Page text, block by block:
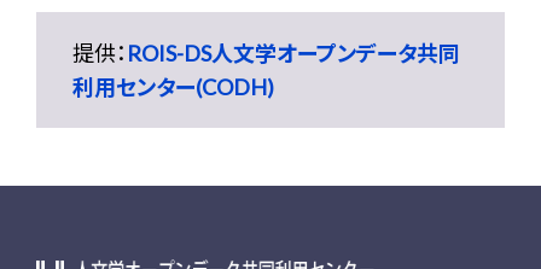
提供： ROIS-DS人文学オープンデータ共同
利用センター(CODH)